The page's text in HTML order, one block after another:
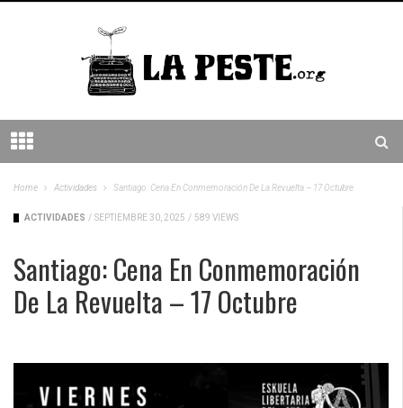
Home Actividades Santiago: Cena En Conmemoración De La Revuelta – 17 Octubre
ACTIVIDADES / SEPTIEMBRE 30, 2025 / 589 VIEWS
Santiago: Cena En Conmemoración
De La Revuelta – 17 Octubre